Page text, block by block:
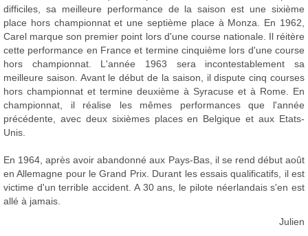
difficiles, sa meilleure performance de la saison est une sixième
place hors championnat et une septième place à Monza. En 1962,
Carel marque son premier point lors d'une course nationale. Il réitère
cette performance en France et termine cinquième lors d'une course
hors championnat. L'année 1963 sera incontestablement sa
meilleure saison. Avant le début de la saison, il dispute cinq courses
hors championnat et termine deuxième à Syracuse et à Rome. En
championnat, il réalise les mêmes performances que l'année
précédente, avec deux sixièmes places en Belgique et aux Etats-
Unis.
En 1964, après avoir abandonné aux Pays-Bas, il se rend début août
en Allemagne pour le Grand Prix. Durant les essais qualificatifs, il est
victime d'un terrible accident. A 30 ans, le pilote néerlandais s'en est
allé à jamais.
Julien